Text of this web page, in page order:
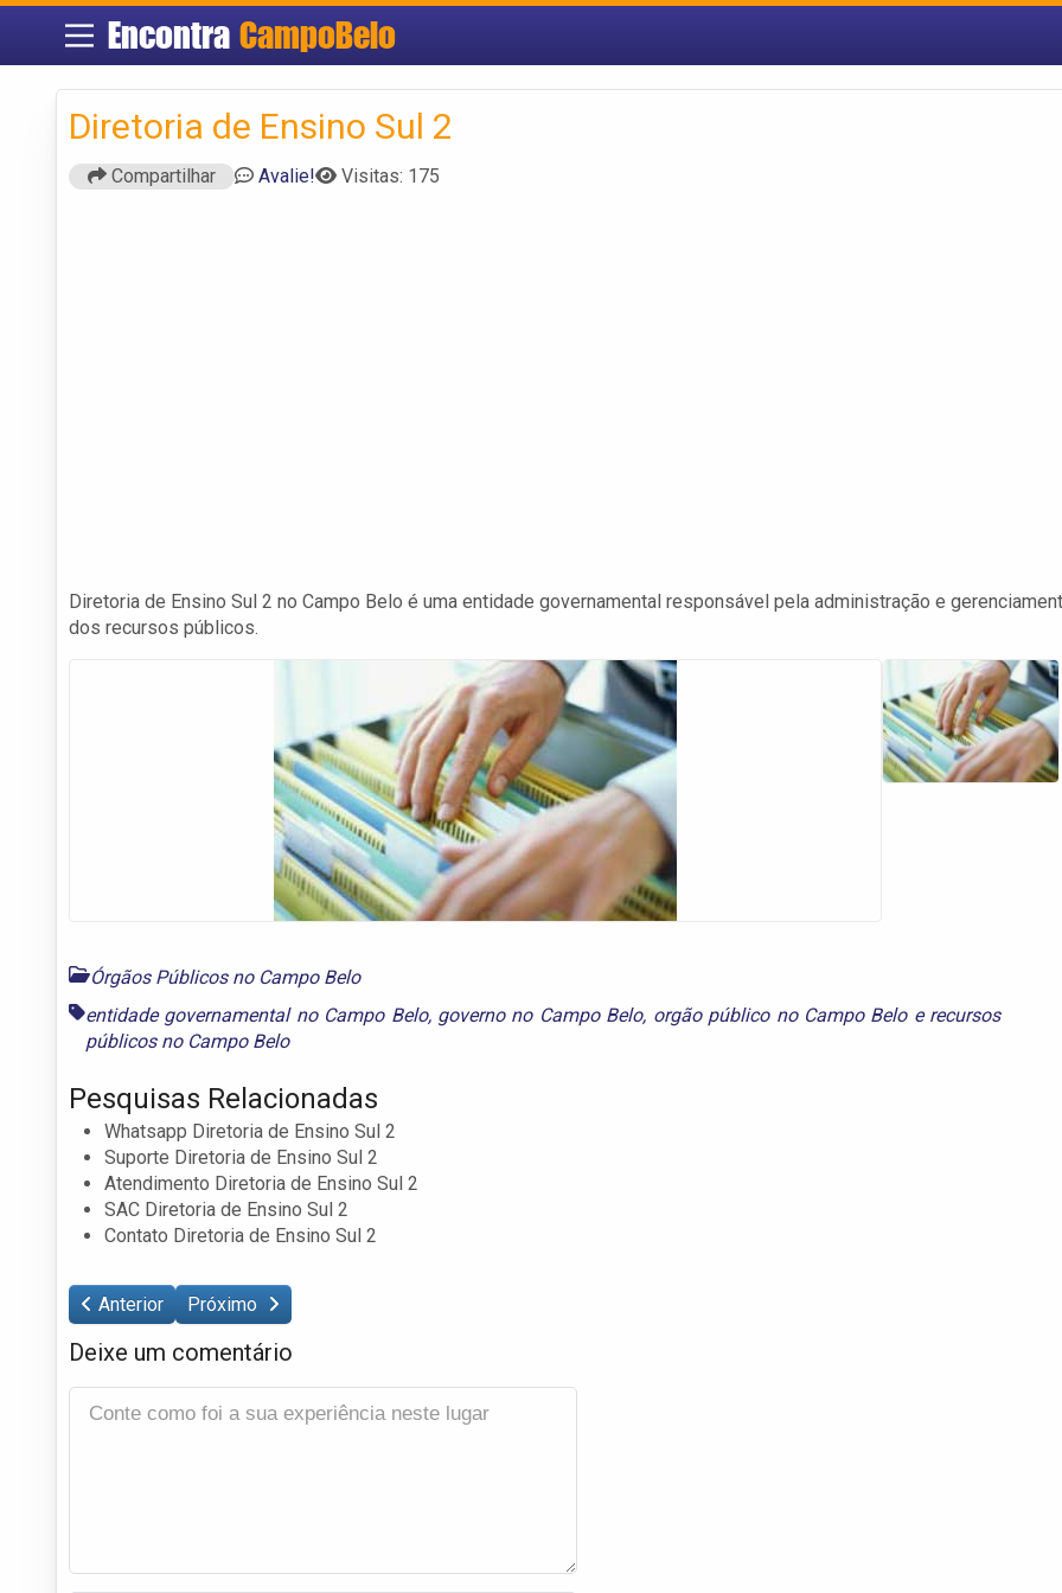
Encontra CampoBelo
Diretoria de Ensino Sul 2
Compartilhar Avalie! Visitas: 175
Diretoria de Ensino Sul 2 no Campo Belo é uma entidade governamental responsável pela administração e
dos recursos públicos.
Órgãos Públicos no Campo Belo
entidade governamental no Campo Belo, governo no Campo Belo, orgão público no Campo Beloe recursos
públicos no Campo Belo
Pesquisas Relacionadas
Whatsapp Diretoria de Ensino Sul 2
Suporte Diretoria de Ensino Sul 2
Atendimento Diretoria de Ensino Sul 2
SAC Diretoria de Ensino Sul 2
Contato Diretoria de Ensino Sul 2
Anterior Próximo
Deixe um comentário